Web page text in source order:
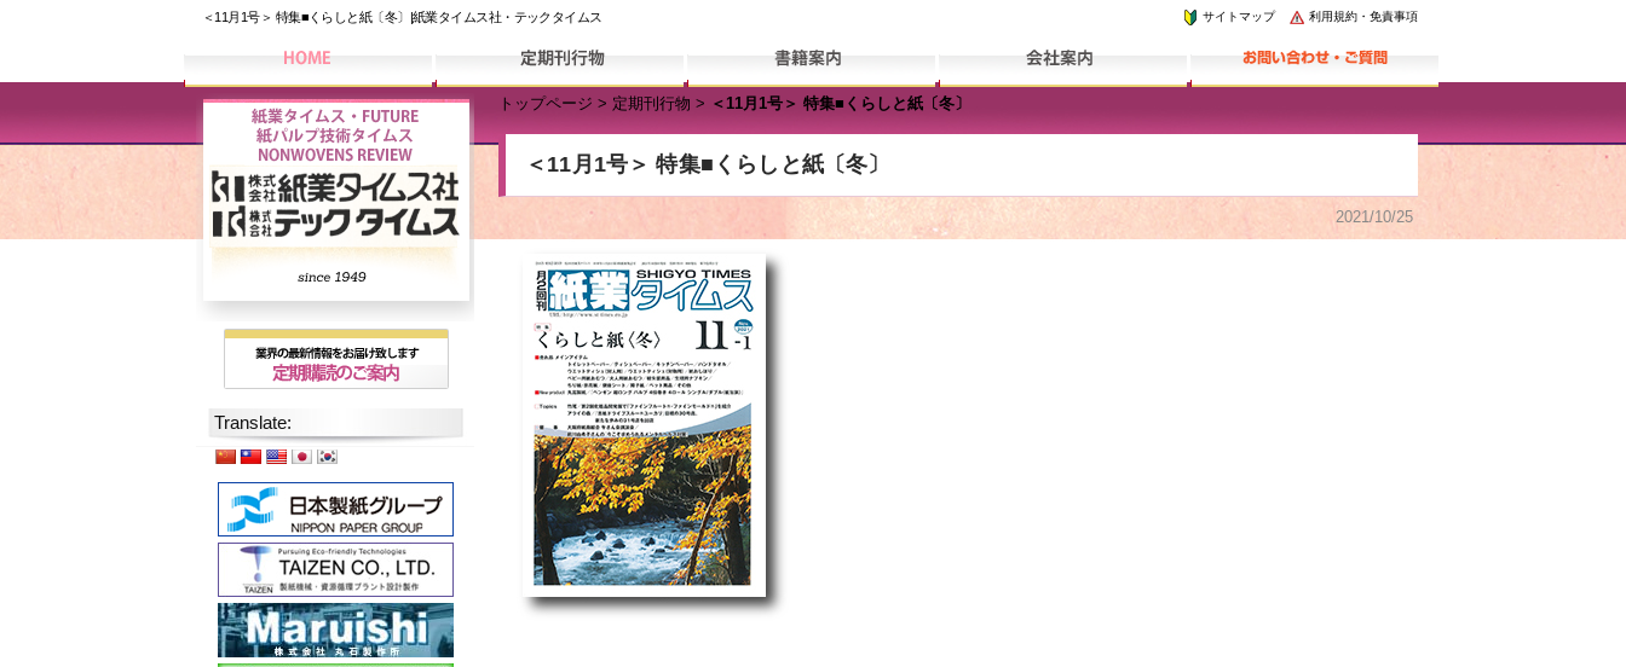
＜11月1号＞ 特集■くらしと紙〔冬〕|紙業タイムス社・テックタイムス 利用規約・免責事項
サイトマップ
トップページ > 定期刊行物 > ＜11月1号＞ 特集■くらしと紙〔冬〕
＜11月1号＞ 特集■くらしと紙〔冬〕
2021/10/25
Translate: